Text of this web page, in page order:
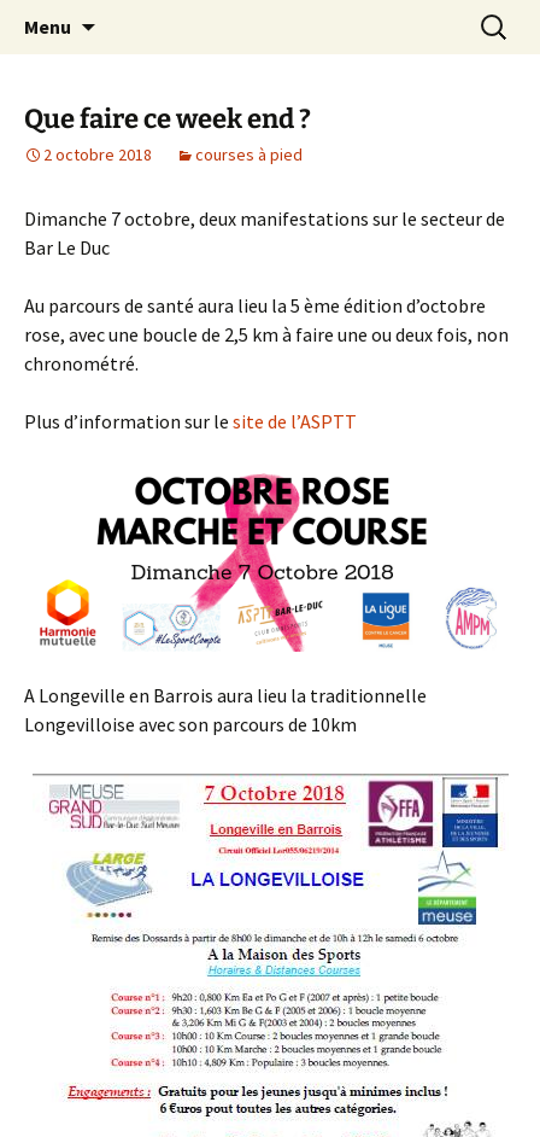
AMB55
Le site web de l'Association Multisports
Barisienne : Badminton, course à pied,
Menu
Que faire ce week end ?
2 octobre 2018 courses à pied
Dimanche 7 octobre, deux manifestations sur le secteur de
Bar Le Duc
Au parcours de santé aura lieu la 5 ème édition d’octobre
rose, avec une boucle de 2,5 km à faire une ou deux fois, non
chronométré.
Plus d’information sur le site de l’ASPTT
A Longeville en Barrois aura lieu la traditionnelle
Longevilloise avec son parcours de 10km